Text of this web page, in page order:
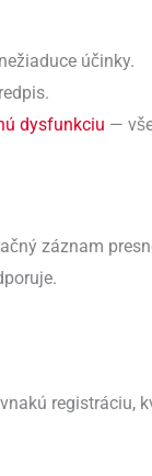
účinky.
dysfunkciu —
záznam
registráciu,